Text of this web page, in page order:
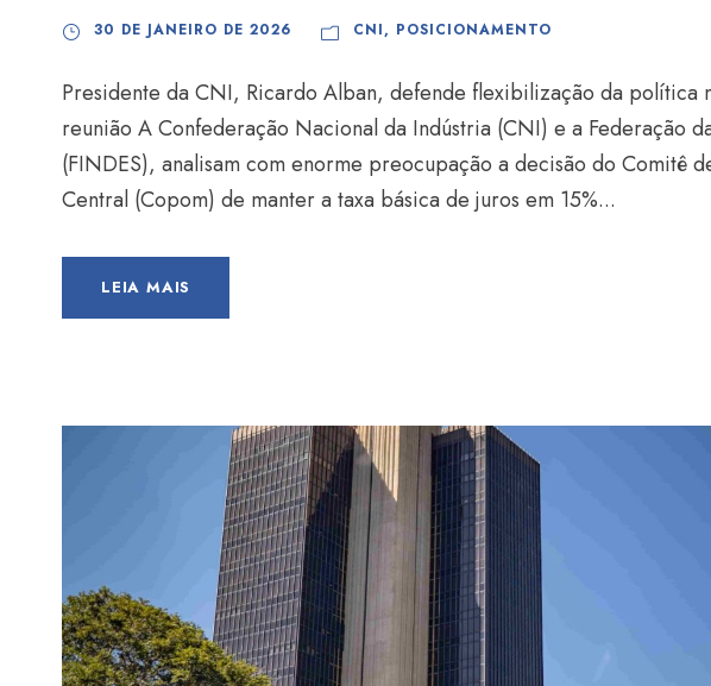
30 DE JANEIRO DE 2026 CNI, POSICIONAMENTO
Presidente da CNI, Ricardo Alban, defende flexibilização da política
reunião A Confederação Nacional da Indústria (CNI) e a Federação
(FINDES), analisam com enorme preocupação a decisão do Comitê
Central (Copom) de manter a taxa básica de juros em 15%...
LEIA MAIS